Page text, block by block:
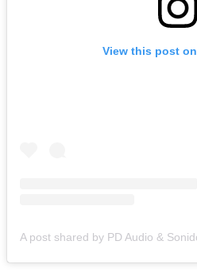
View this post